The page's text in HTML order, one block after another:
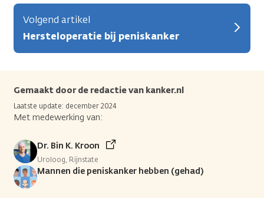
Volgend artikel
Hersteloperatie bij peniskanker
Gemaakt door de redactie van kanker.nl
Laatste update: december 2024
Met medewerking van:
Dr. Bin K. Kroon
Uroloog, Rijnstate
Mannen die peniskanker hebben (gehad)